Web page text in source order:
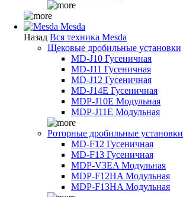
Mesda
Назад Вся техника Mesda
Щековые дробильные установки
MD-J10 Гусеничная
MD-J11 Гусеничная
MD-J12 Гусеничная
MD-J14E Гусеничная
MDP-J10E Модульная
MDP-J11E Модульная
Роторные дробильные установки
MD-F12 Гусеничная
MD-F13 Гусеничная
MDP-V3EA Модульная
MDP-F12HA Модульная
MDP-F13HA Модульная